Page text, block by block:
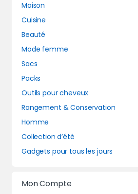
Maison
Cuisine
Beauté
Mode femme
Sacs
Packs
Outils pour cheveux
Rangement & Conservation
Homme
Collection d’été
Gadgets pour tous les jours
Mon Compte